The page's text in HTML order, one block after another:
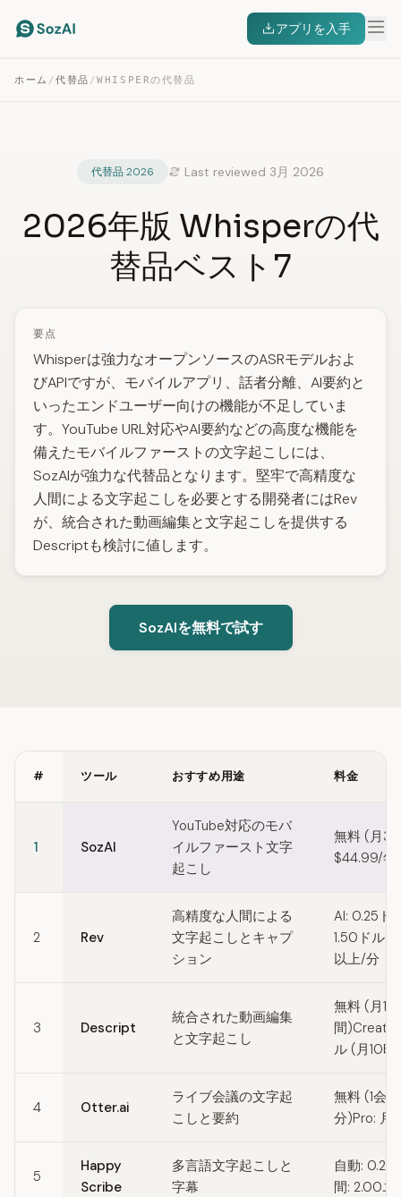
アプリを入手
ホーム /代替品 /WHISPERの代替品
代替品 2026 Last reviewed 3月 2026
2026年版 Whisperの代
替品ベスト7
要点
Whisperは強力なオープンソースのASRモデルおよ
びAPIですが、モバイルアプリ、話者分離、AI要約と
いったエンドユーザー向けの機能が不足していま
す。YouTube URL対応やAI要約などの高度な機能を
備えたモバイルファーストの文字起こしには、
SozAIが強力な代替品となります。堅牢で高精度な
人間による文字起こしを必要とする開発者にはRev
が、統合された動画編集と文字起こしを提供する
Descriptも検討に値します。
SozAIを無料で試す
# ツール おすすめ用途 料金
1 SozAI
YouTube対応のモバ
イルファースト文字
起こし
無料 (月
$44.99/年
2 Rev
高精度な人間による
文字起こしとキャプ
ション
AI: 0.25ド
1.50ドル
以上/分
3 Descript
統合された動画編集
と文字起こし
無料 (月1時
間
ル (月10時
4 Otter.ai
ライブ会議の文字起
こしと要約
無料 (1会
分)Pro: 月
5
Happy
Scribe
多言語文字起こしと
字幕
自動: 0.25
間: 2.00ユ